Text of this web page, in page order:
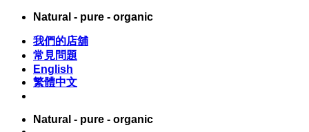
Skip
content
Natural - pure - organic
我們的店舖
常見問題
English
繁體中文
Natural - pure - organic